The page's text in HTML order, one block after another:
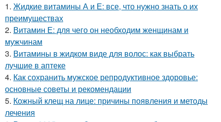
1. Жидкие витамины А и Е: все, что нужно знать о их
преимуществах
2. Витамин Е: для чего он необходим женщинам и
мужчинам
3. Витамины в жидком виде для волос: как выбрать
лучшие в аптеке
4. Как сохранить мужское репродуктивное здоровье:
основные советы и рекомендации
5. Кожный клещ на лице: причины появления и методы
лечения